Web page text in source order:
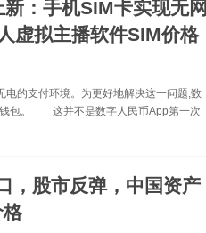
：手机SIM卡实现无网
虚拟主播软件SIM价格
的支付环境。为更好地解决这一问题,数
包。 这并不是数字人民币App第一次
，股市反弹，中国资产
格